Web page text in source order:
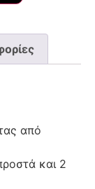
από
και 2